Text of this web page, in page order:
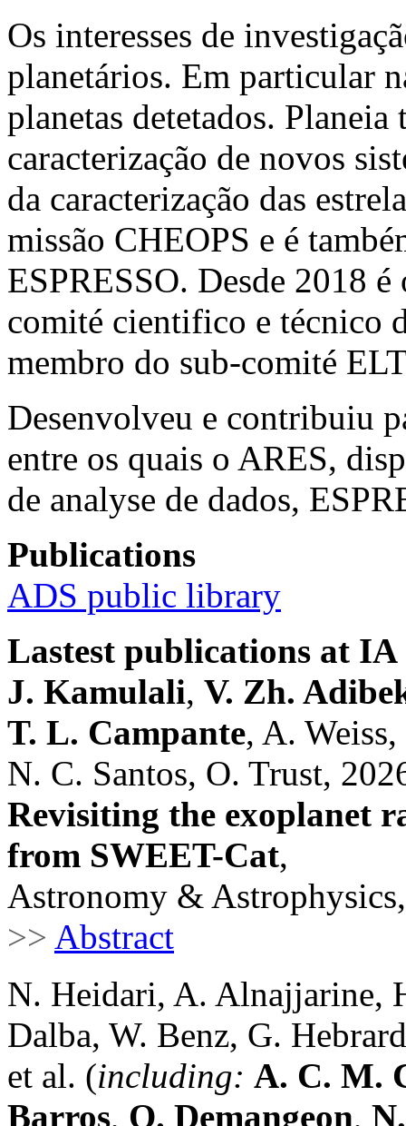
Os interesses de
planetários. Em particular
planetas detetados. Planeia
caracterização de novos
da caracterização das
missão CHEOPS e é
ESPRESSO. Desde 2018
comité cientifico e técnico
membro do sub-comité
Desenvolveu e contribuiu
entre os quais o ARES,
de analyse de dados,
Publications
ADS public library
Lastest publications at
J. Kamulali, V. Zh.
T. L. Campante, A.
N. C. Santos, O. Trust,
Revisiting the exoplanet
from SWEET-Cat,
Astronomy &
>> Abstract
N. Heidari, A. Alnajjarine,
Dalba, W. Benz, G.
et al. (including: A. C. M.
Barros, O. Demangeon,